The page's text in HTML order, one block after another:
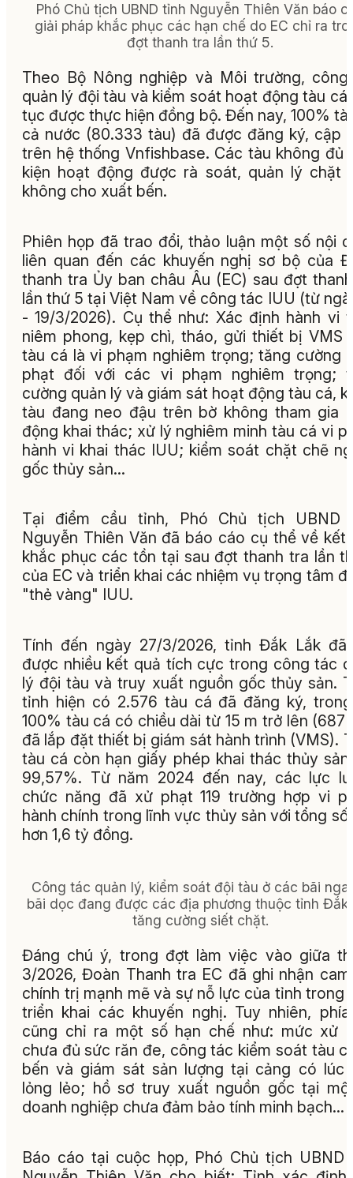
Phó Chủ tịch UBND tỉnh Nguyễn Thiên Văn báo
giải pháp khắc phục các hạn chế do EC chỉ ra
đợt thanh tra lần thứ 5.
Theo Bộ Nông nghiệp và Môi trường,
quản lý đội tàu và kiểm soát hoạt động tàu cá
tục được thực hiện đồng bộ. Đến nay, 100%
cả nước (80.333 tàu) đã được đăng ký, cập
trên hệ thống Vnfishbase. Các tàu không đủ
kiện hoạt động được rà soát, quản lý chặt
không cho xuất bến.
Phiên họp đã trao đổi, thảo luận một số nội
liên quan đến các khuyến nghị sơ bộ của
thanh tra Ủy ban châu Âu (EC) sau đợt
lần thứ 5 tại Việt Nam về công tác IUU (từ
- 19/3/2026). Cụ thể như: Xác định hành vi
niêm phong, kẹp chì, tháo, gửi thiết bị VMS
tàu cá là vi phạm nghiêm trọng; tăng cường
phạt đối với các vi phạm nghiêm trọng;
cường quản lý và giám sát hoạt động tàu cá,
tàu đang neo đậu trên bờ không tham gia
động khai thác; xử lý nghiêm minh tàu cá vi
hành vi khai thác IUU; kiểm soát chặt chẽ
gốc thủy sản…
Tại điểm cầu tỉnh, Phó Chủ tịch UBND
Nguyễn Thiên Văn đã báo cáo cụ thể về kết
khắc phục các tồn tại sau đợt thanh tra lần
của EC và triển khai các nhiệm vụ trọng tâm
"thẻ vàng" IUU.
Tính đến ngày 27/3/2026, tỉnh Đắk Lắk đã
được nhiều kết quả tích cực trong công tác
lý đội tàu và truy xuất nguồn gốc thủy sản.
tỉnh hiện có 2.576 tàu cá đã đăng ký,
100% tàu cá có chiều dài từ 15 m trở lên (687
đã lắp đặt thiết bị giám sát hành trình (VMS).
tàu cá còn hạn giấy phép khai thác thủy
99,57%. Từ năm 2024 đến nay, các lực
chức năng đã xử phạt 119 trường hợp vi
hành chính trong lĩnh vực thủy sản với tổng số
hơn 1,6 tỷ đồng.
Công tác quản lý, kiểm soát đội tàu ở các bãi
bãi dọc đang được các địa phương thuộc tỉnh Đắk
tăng cường siết chặt.
Đáng chú ý, trong đợt làm việc vào giữa
3/2026, Đoàn Thanh tra EC đã ghi nhận
chính trị mạnh mẽ và sự nỗ lực của tỉnh trong
triển khai các khuyến nghị. Tuy nhiên,
cũng chỉ ra một số hạn chế như: mức xử
chưa đủ sức răn đe, công tác kiểm soát tàu
bến và giám sát sản lượng tại cảng có lúc
lỏng lẻo; hồ sơ truy xuất nguồn gốc tại
doanh nghiệp chưa đảm bảo tính minh bạch...
Báo cáo tại cuộc họp, Phó Chủ tịch UBND